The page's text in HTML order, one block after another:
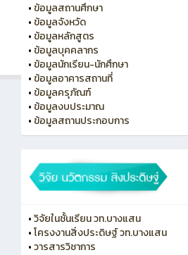
• ข้อมูลสถานศึกษา
• ข้อมูลจังหวัด
• ข้อมูลหลักสูตร
• ข้อมูลบุคคลากร
• ข้อมูลนักเรียน-นักศึกษา
• ข้อมูลอาคารสถานที่
• ข้อมูลครุภัณฑ์
• ข้อมูลงบประมาณ
• ข้อมูลสถานประกอบการ
•วิจัยในชั้นเรียน วท.บางแสน
•โครงงานสิ่งประดิษฐ์ วท.บางแสน
•วารสารวิชาการ